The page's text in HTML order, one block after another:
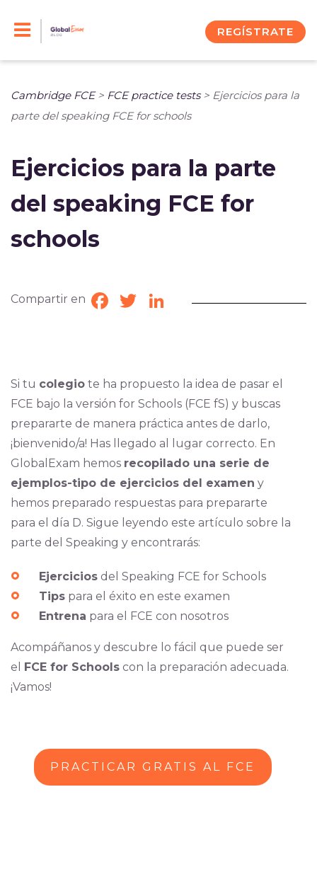
REGÍSTRATE
Cambridge FCE> FCE practice tests> Ejercicios para la
parte del speaking FCE for schools
Ejercicios para la parte
del speaking FCE for
schools
Compartir en Facebook
TwitterLinkedIn
Si tu colegiote ha propuesto la idea de pasar el
FCE bajo la versión for Schools (FCE fS) y buscas
prepararte de manera práctica antes de darlo,
¡bienvenido/a! Has llegado al lugar correcto. En
GlobalExam hemos recopilado una serie de
ejemplos-tipo de ejercicios del examen y
hemos preparado respuestas para prepararte
para el día D. Sigue leyendo este artículo sobre la
parte del Speaking y encontrarás:
Ejerciciosdel Speaking FCE for Schools
Tipspara el éxito en este examen
Entrena para el FCE con nosotros
Acompáñanos y descubre lo fácil que puede ser
el FCE for Schoolscon la preparación adecuada.
¡Vamos!
PRACTICAR GRATIS AL FCE